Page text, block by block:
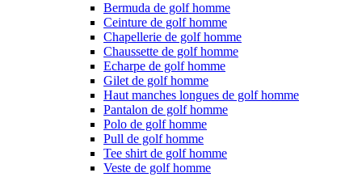
Bermuda de golf homme
Ceinture de golf homme
Chapellerie de golf homme
Chaussette de golf homme
Echarpe de golf homme
Gilet de golf homme
Haut manches longues de golf homme
Pantalon de golf homme
Polo de golf homme
Pull de golf homme
Tee shirt de golf homme
Veste de golf homme